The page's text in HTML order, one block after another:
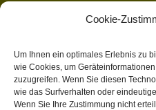
Cookie-
Um Ihnen ein optimales Erlebnis zu
wie Cookies, um
zuzugreifen. Wenn Sie diesen
wie das Surfverhalten oder
Wenn Sie Ihre Zustimmung nicht
(Schneider)
April 13, 2018 1:03 p.m.
Kategorisiert in: Allgemein
Dieser Artikel wurde verfasst